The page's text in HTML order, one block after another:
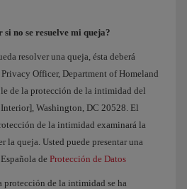
si no se resuelve mi queja?
resolver una queja, ésta deberá
Officer, Department of Homeland
de la protección de la intimidad del
Washington, DC 20528. El
de la intimidad examinará la
la queja. Usted puede presentar una
de Protección de Datos
protección de la intimidad se ha